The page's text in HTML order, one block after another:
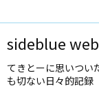
sideblue
てきとーに思いつい
も切ない日々的記録